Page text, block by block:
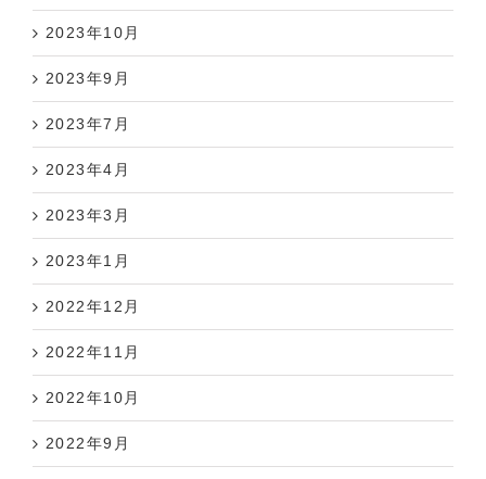
2023年10月
2023年9月
2023年7月
2023年4月
2023年3月
2023年1月
2022年12月
2022年11月
2022年10月
2022年9月